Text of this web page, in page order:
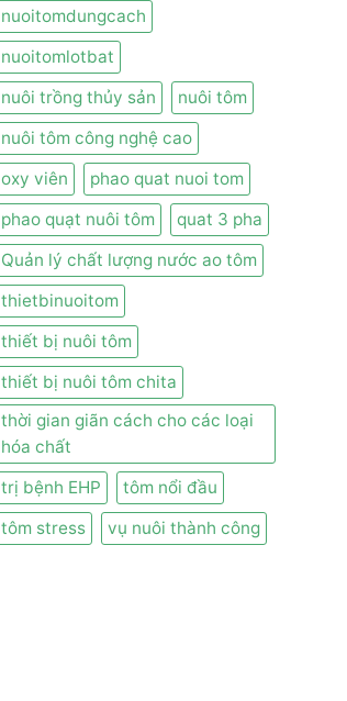
nuoitomdungcach
nuoitomlotbat
nuôi trồng thủy sản
nuôi tôm
nuôi tôm công nghệ cao
oxy viên
phao quat nuoi tom
phao quạt nuôi tôm
quat 3 pha
Quản lý chất lượng nước ao tôm
thietbinuoitom
thiết bị nuôi tôm
thiết bị nuôi tôm chita
thời gian giãn cách cho các loại
hóa chất
trị bệnh EHP
tôm nổi đầu
tôm stress
vụ nuôi thành công